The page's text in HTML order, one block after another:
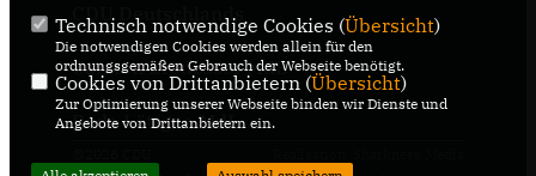
CDU Deutschlands
Carsten Brodesser MdB
Bodo Löttgen MdL
Technisch notwendige Cookies (Übersicht)
Die notwendigen Cookies werden allein für den
ordnungsgemäßen Gebrauch der Webseite benötigt.
Cookies von Drittanbietern (Übersicht)
Zur Optimierung unserer Webseite binden wir Dienste und
Angebote von Drittanbietern ein.